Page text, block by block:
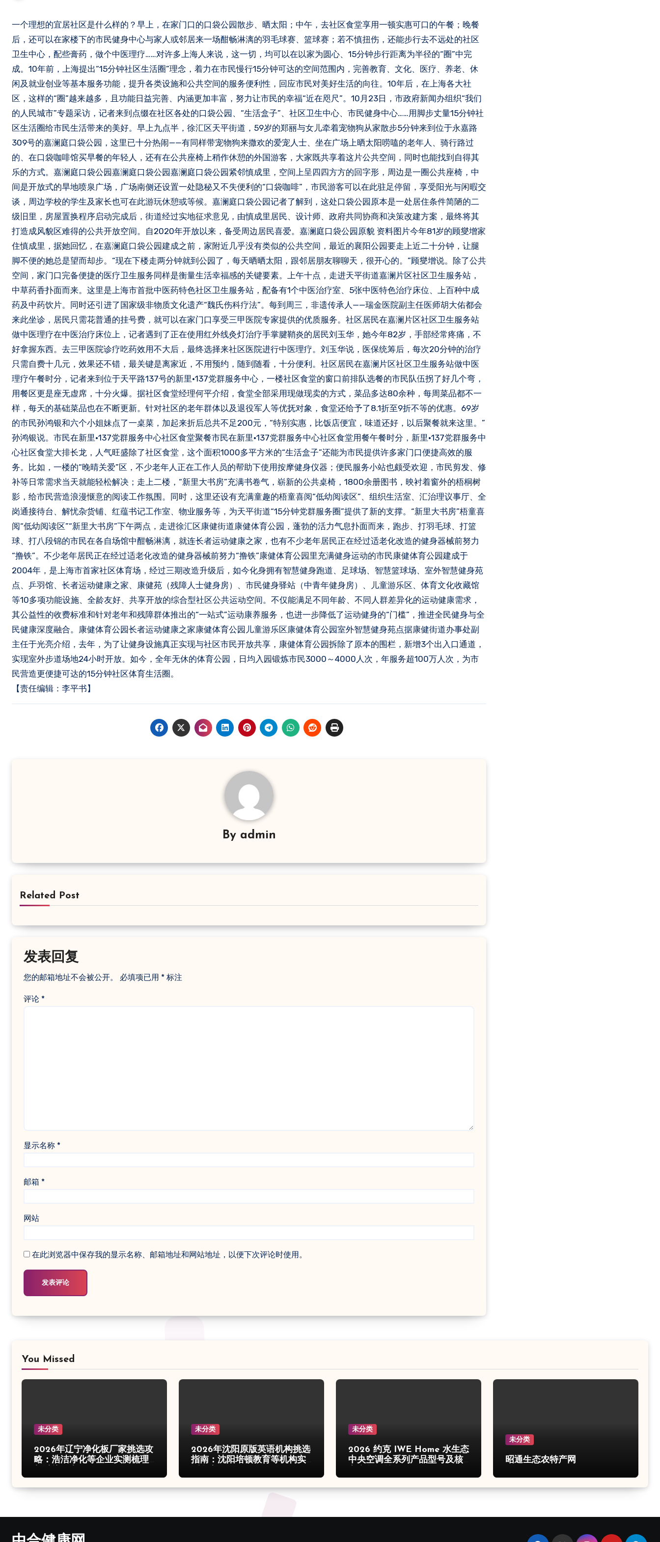
一个理想的宜居社区是什么样的？早上，在家门口的口袋公园散步、晒太阳；中午，去社区食堂享用一顿实惠可口的午餐；晚餐
后，还可以在家楼下的市民健身中心与家人或邻居来一场酣畅淋漓的羽毛球赛、篮球赛；若不慎扭伤，还能步行去不远处的社区
卫生中心，配些膏药，做个中医理疗……对许多上海人来说，这一切，均可以在以家为圆心、15分钟步行距离为半径的“圈”中完
成。10年前，上海提出“15分钟社区生活圈”理念，着力在市民慢行15分钟可达的空间范围内，完善教育、文化、医疗、养老、休
闲及就业创业等基本服务功能，提升各类设施和公共空间的服务便利性，回应市民对美好生活的向往。10年后，在上海各大社
区，这样的“圈”越来越多，且功能日益完善、内涵更加丰富，努力让市民的幸福“近在咫尺”。10月23日，市政府新闻办组织“我们
的人民城市”专题采访，记者来到点缀在社区各处的口袋公园、“生活盒子”、社区卫生中心、市民健身中心……用脚步丈量15分钟社
区生活圈给市民生活带来的美好。早上九点半，徐汇区天平街道，59岁的郑丽与女儿牵着宠物狗从家散步5分钟来到位于永嘉路
309号的嘉澜庭口袋公园，这里已十分热闹——有同样带宠物狗来撒欢的爱宠人士、坐在广场上晒太阳唠嗑的老年人、骑行路过
的、在口袋咖啡馆买早餐的年轻人，还有在公共座椅上稍作休憩的外国游客，大家既共享着这片公共空间，同时也能找到自得其
乐的方式。嘉澜庭口袋公园嘉澜庭口袋公园嘉澜庭口袋公园紧邻慎成里，空间上呈四四方方的回字形，周边是一圈公共座椅，中
间是开放式的旱地喷泉广场，广场南侧还设置一处隐秘又不失便利的“口袋咖啡”，市民游客可以在此驻足停留，享受阳光与闲暇交
谈，周边学校的学生及家长也可在此游玩休憩或等候。嘉澜庭口袋公园记者了解到，这处口袋公园原本是一处居住条件简陋的二
级旧里，房屋置换程序启动完成后，街道经过实地征求意见，由慎成里居民、设计师、政府共同协商和决策改建方案，最终将其
打造成风貌区难得的公共开放空间。自2020年开放以来，备受周边居民喜爱。嘉澜庭口袋公园原貌 资料图片今年81岁的顾燮增家
住慎成里，据她回忆，在嘉澜庭口袋公园建成之前，家附近几乎没有类似的公共空间，最近的襄阳公园要走上近二十分钟，让腿
脚不便的她总是望而却步。“现在下楼走两分钟就到公园了，每天晒晒太阳，跟邻居朋友聊聊天，很开心的。”顾燮增说。除了公共
空间，家门口完备便捷的医疗卫生服务同样是衡量生活幸福感的关键要素。上午十点，走进天平街道嘉澜片区社区卫生服务站，
中草药香扑面而来。这里是上海市首批中医药特色社区卫生服务站，配备有1个中医治疗室、5张中医特色治疗床位、上百种中成
药及中药饮片。同时还引进了国家级非物质文化遗产“魏氏伤科疗法”。每到周三，非遗传承人——瑞金医院副主任医师胡大佑都会
来此坐诊，居民只需花普通的挂号费，就可以在家门口享受三甲医院专家提供的优质服务。社区居民在嘉澜片区社区卫生服务站
做中医理疗在中医治疗床位上，记者遇到了正在使用红外线灸灯治疗手掌腱鞘炎的居民刘玉华，她今年82岁，手部经常疼痛，不
好拿握东西。去三甲医院诊疗吃药效用不大后，最终选择来社区医院进行中医理疗。刘玉华说，医保统筹后，每次20分钟的治疗
只需自费十几元，效果还不错，最关键是离家近，不用预约，随到随看，十分便利。社区居民在嘉澜片区社区卫生服务站做中医
理疗午餐时分，记者来到位于天平路137号的新里·137党群服务中心，一楼社区食堂的窗口前排队选餐的市民队伍拐了好几个弯，
用餐区更是座无虚席，十分火爆。据社区食堂经理何平介绍，食堂全部采用现做现卖的方式，菜品多达80余种，每周菜品都不一
样，每天的基础菜品也在不断更新。针对社区的老年群体以及退役军人等优抚对象，食堂还给予了8.1折至9折不等的优惠。69岁
的市民孙鸿银和六个小姐妹点了一桌菜，加起来折后总共不足200元，“特别实惠，比饭店便宜，味道还好，以后聚餐就来这里。”
孙鸿银说。市民在新里·137党群服务中心社区食堂聚餐市民在新里·137党群服务中心社区食堂用餐午餐时分，新里·137党群服务中
心社区食堂大排长龙，人气旺盛除了社区食堂，这个面积1000多平方米的“生活盒子”还能为市民提供许多家门口便捷高效的服
务。比如，一楼的“晚晴关爱”区，不少老年人正在工作人员的帮助下使用按摩健身仪器；便民服务小站也颇受欢迎，市民剪发、修
补等日常需求当天就能轻松解决；走上二楼，“新里大书房”充满书卷气，崭新的公共桌椅，1800余册图书，映衬着窗外的梧桐树
影，给市民营造浪漫惬意的阅读工作氛围。同时，这里还设有充满童趣的梧童喜阅“低幼阅读区”、组织生活室、汇治理议事厅、全
岗通接待台、解忧杂货铺、红蕴书记工作室、物业服务等，为天平街道“15分钟党群服务圈”提供了新的支撑。“新里大书房”梧童喜
阅“低幼阅读区”“新里大书房”下午两点，走进徐汇区康健街道康健体育公园，蓬勃的活力气息扑面而来，跑步、打羽毛球、打篮
球、打八段锦的市民在各自场馆中酣畅淋漓，就连长者运动健康之家，也有不少老年居民正在经过适老化改造的健身器械前努力
“撸铁”。不少老年居民正在经过适老化改造的健身器械前努力“撸铁”康健体育公园里充满健身运动的市民康健体育公园建成于
2004年，是上海市首家社区体育场，经过三期改造升级后，如今化身拥有智慧健身跑道、足球场、智慧篮球场、室外智慧健身苑
点、乒羽馆、长者运动健康之家、康健苑（残障人士健身房）、市民健身驿站（中青年健身房）、儿童游乐区、体育文化收藏馆
等10多项功能设施、全龄友好、共享开放的综合型社区公共运动空间。不仅能满足不同年龄、不同人群差异化的运动健康需求，
其公益性的收费标准和针对老年和残障群体推出的“一站式”运动康养服务，也进一步降低了运动健身的“门槛”，推进全民健身与全
民健康深度融合。康健体育公园长者运动健康之家康健体育公园儿童游乐区康健体育公园室外智慧健身苑点据康健街道办事处副
主任于光亮介绍，去年，为了让健身设施真正实现与社区市民开放共享，康健体育公园拆除了原本的围栏，新增3个出入口通道，
实现室外步道场地24小时开放。如今，全年无休的体育公园，日均入园锻炼市民3000～4000人次，年服务超100万人次，为市
民营造更便捷可达的15分钟社区体育生活圈。
【责任编辑：李平书】
By admin
Related Post
发表回复
您的邮箱地址不会被公开。 必填项已用 * 标注
评论 *
显示名称 *
邮箱 *
网站
在此浏览器中保存我的显示名称、邮箱地址和网站地址，以便下次评论时使用。
You Missed
未分类
2026年辽宁净化板厂家挑选攻
略：浩洁净化等企业实测梳理
未分类
2026年沈阳原版英语机构挑选
指南：沈阳培顿教育等机构实
未分类
2026 约克 IWE Home 水生态
中央空调全系列产品型号及核
未分类
昭通生态农特产网